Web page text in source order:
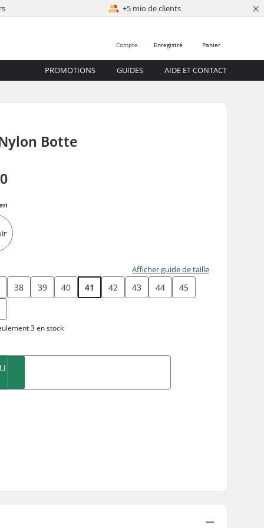
+5 mio de clients ×
Panier
Enregistré
Compte
PROMOTIONS GUIDES AIDE ET CONTACT
Botte
Afficher guide de taille
38 39 40 41 42 43 44
45
3 en stock